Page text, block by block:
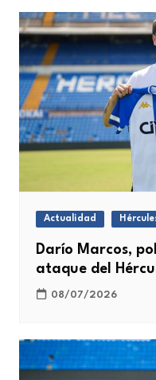
Actualidad
Darío Marcos,
ataque del
08/07/2026